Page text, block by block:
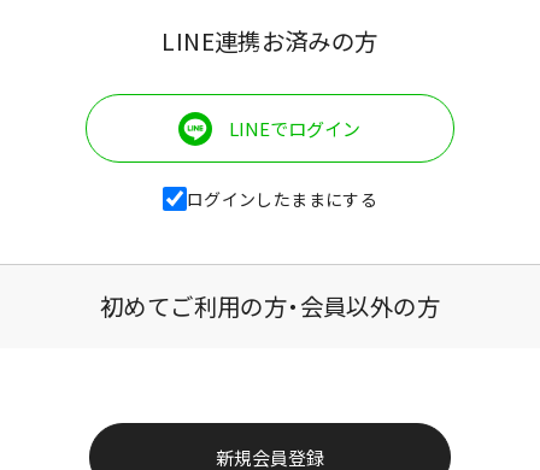
LINE連携お済みの方
LINEでログイン
ログインしたままにする
初めてご利用の方・会員以外の方